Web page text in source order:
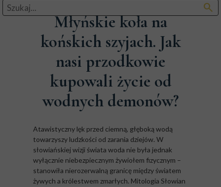
search
Młyńskie koła na
końskich szyjach. Jak
nasi przodkowie
kupowali życie od
wodnych demonów?
Atawistyczny lęk przed ciemną, głęboką wodą
towarzyszy ludzkości od zarania dziejów. W
słowiańskiej wizji świata woda nie była jednak
wyłącznie niebezpiecznym żywiołem fizycznym –
stanowiła nierozerwalną granicę między światem
żywych a królestwem zmarłych. Mitologia Słowian